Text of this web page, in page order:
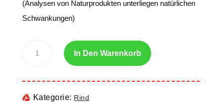
(Analysen von Naturprodukten unterliegen natürlichen
Schwankungen)
In Den Warenkorb
Kategorie: Rind